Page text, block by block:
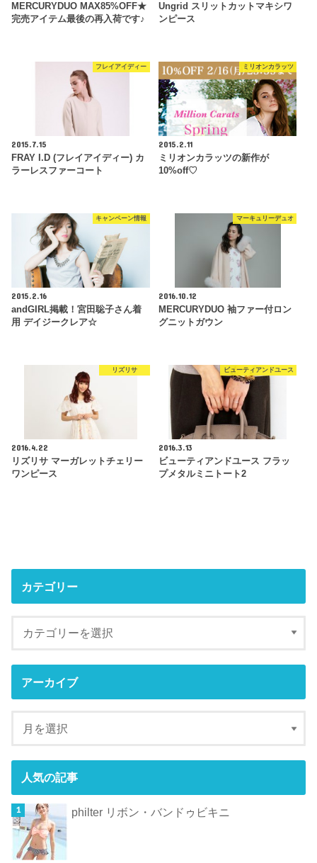
MERCURYDUO MAX85%OFF★
完売アイテム最後の再入荷です♪
Ungrid スリットカットマキシワ
ンピース
フレイアイディー
2015.7.15
FRAY I.D (フレイアイディー) カ
ラーレスファーコート
ミリオンカラッツ
2015.2.11
ミリオンカラッツの新作が
10%off♡
キャンペーン情報
2015.2.16
andGIRL掲載！宮田聡子さん着
用 デイジークレア☆
マーキュリーデュオ
2016.10.12
MERCURYDUO 袖ファー付ロン
グニットガウン
リズリサ
2016.4.22
リズリサ マーガレットチェリー
ワンピース
ビューティアンドユース
2016.3.13
ビューティアンドユース フラッ
プメタルミニトート2
カテゴリー
アーカイブ
人気の記事
philter リボン・バンドゥビキニ